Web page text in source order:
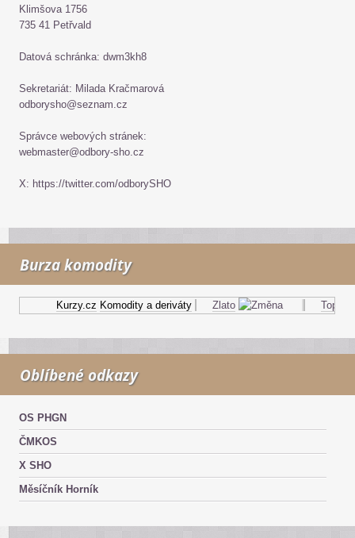
Klimšova 1756
735 41 Petřvald
Datová schránka: dwm3kh8
Sekretariát: Milada Kračmarová
odborysho@seznam.cz
Správce webových stránek:
webmaster@odbory-sho.cz
X: https://twitter.com/odborySHO
Burza komodity
Kurzy.cz Komodity a deriváty Zlato Topný
Oblíbené odkazy
OS PHGN
ČMKOS
X SHO
Měsíčník Horník